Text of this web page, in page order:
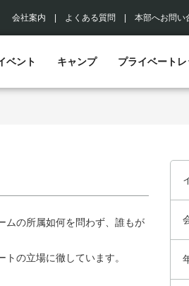
会社案内 よくある質問 本部へお問い
ベント キャンプ プライベート
ムの所属如何を問わず、誰もが
の立場に徹しています。